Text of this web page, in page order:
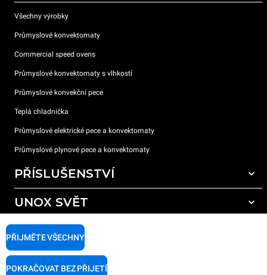
Všechny výrobky
Průmyslové konvektomaty
Commercial speed ovens
Průmyslové konvektomaty s vlhkostí
Průmyslové konvekční pece
Teplá chladnička
Průmyslové elektrické pece a konvektomaty
Průmyslové plynové pece a konvektomaty
PŘÍSLUŠENSTVÍ
Všechna příslušenství
Čisticí prostředky pro ruční mytí
Úprava vody pryskyřičnými filtry
UNOX SVĚT
Naše pobočky po celém světě
PODPORA
PŘIJMĚTE VŠECHNY
POKRAČOVAT BEZ PŘIJETÍ